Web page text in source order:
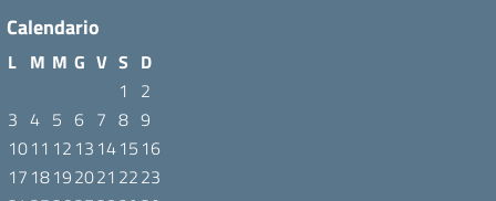
Calendario
L M M G V S D
1
2
3 4 5 6 7 8 9
1011 12 13 1415 16
17 18192021 2223